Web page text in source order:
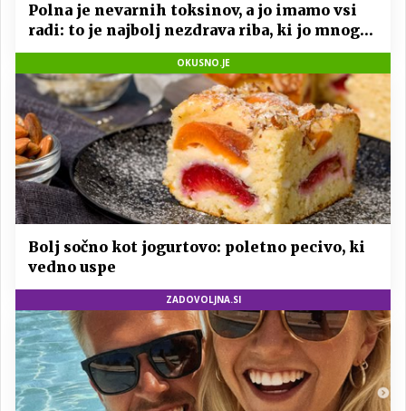
Polna je nevarnih toksinov, a jo imamo vsi
radi: to je najbolj nezdrava riba, ki jo mnogi
redno uživajo
OKUSNO.JE
Bolj sočno kot jogurtovo: poletno pecivo, ki
vedno uspe
ZADOVOLJNA.SI